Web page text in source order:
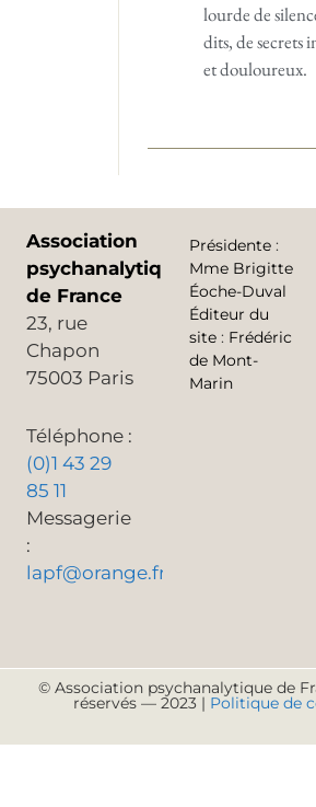
lourde de
dits, de secrets
et douloureux.
Association
psychanalytique
de France
23, rue
Chapon
75003 Paris
Téléphone :
(0)1 43 29
85 11
Messagerie
:
lapf@orange.fr
Présidente :
Mme Brigitte
Éoche-Duval
Éditeur du
site : Frédéric
de Mont-
Marin
© Association psychanalytique de
réservés — 2023 | Politique de